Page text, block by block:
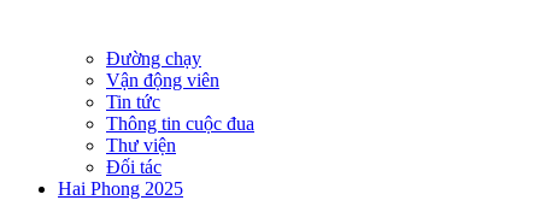
Đường chạy
Vận động viên
Tin tức
Thông tin cuộc đua
Thư viện
Đối tác
Hai Phong 2025